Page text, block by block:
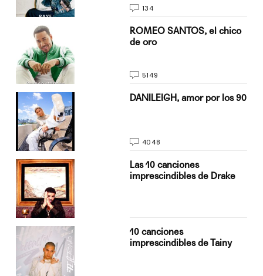
134
ROMEO SANTOS, el chico
de oro
5149
DANILEIGH, amor por los 90
4048
Las 10 canciones
imprescindibles de Drake
10 canciones
imprescindibles de Tainy